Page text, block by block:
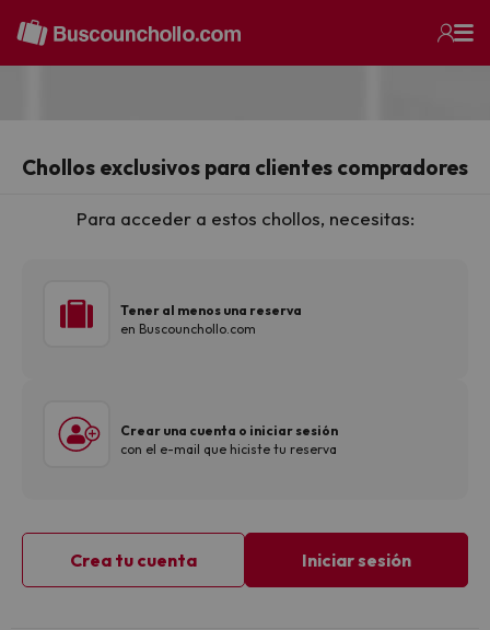
Chollos exclusivos para clientes compradores
Para acceder a estos chollos, necesitas:
Tener al menos una reserva
en Buscounchollo.com
Crear una cuenta o iniciar sesión
con el e-mail que hiciste tu reserva
Crea tu cuenta Iniciar sesión